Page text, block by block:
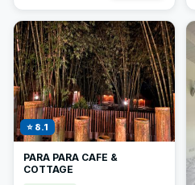
⭐ 8.1
PARA PARA CAFE &
COTTAGE